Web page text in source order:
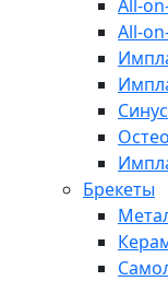
All-
All-
Брекеты